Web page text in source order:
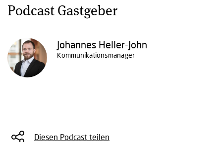
Podcast Gastgeber
Johannes Heller-John
Kommunikationsmanager
Diesen Podcast teilen